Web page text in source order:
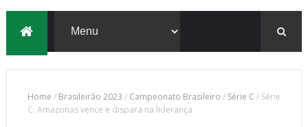
Home / Brasileirão 2023 / Campeonato Brasileiro / Série C / Série
C: Amazonas vence e dispara na liderança